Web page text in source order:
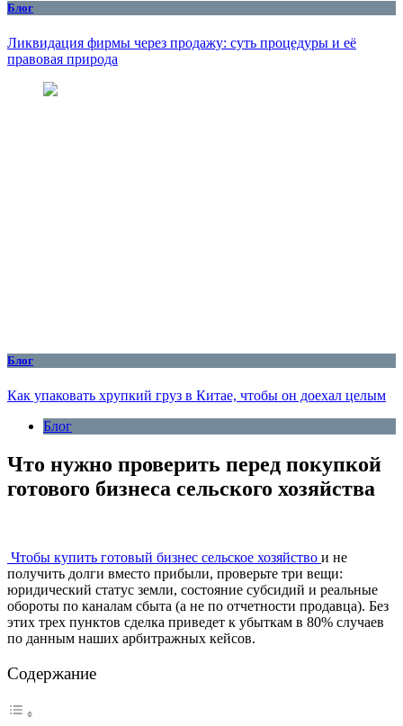
Блог
Ликвидация фирмы через продажу: суть процедуры и её
правовая природа
Блог
Как упаковать хрупкий груз в Китае, чтобы он доехал целым
Блог
Что нужно проверить перед покупкой
готового бизнеса сельского хозяйства
Чтобы купить готовый бизнес сельское хозяйство и не
получить долги вместо прибыли, проверьте три вещи:
юридический статус земли, состояние субсидий и реальные
обороты по каналам сбыта (а не по отчетности продавца). Без
этих трех пунктов сделка приведет к убыткам в 80% случаев
по данным наших арбитражных кейсов.
Содержание